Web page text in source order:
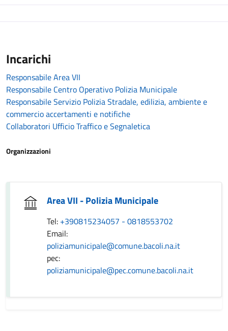
Incarichi
Responsabile Area VII
Responsabile Centro Operativo Polizia Municipale
Responsabile Servizio Polizia Stradale, edilizia, ambiente e
commercio accertamenti e notifiche
Collaboratori Ufficio Traffico e Segnaletica
Organizzazioni
Area VII - Polizia Municipale
Tel: +390815234057 - 0818553702
Email:
poliziamunicipale@comune.bacoli.na.it
pec:
poliziamunicipale@pec.comune.bacoli.na.it